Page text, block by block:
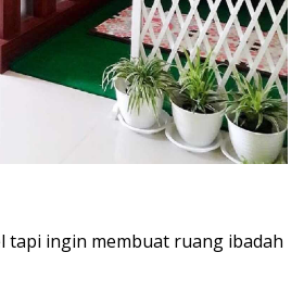
tapi ingin membuat ruang ibadah